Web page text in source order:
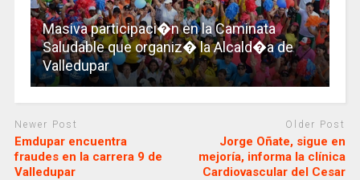
Masiva participaci�n en la Caminata
Saludable que organiz� la Alcald�a de
Valledupar
Newer Post
Emdupar encuentra
fraudes en la carrera 9 de
Valledupar
Older Post
Jorge Oñate, sigue en
mejoría, informa la clínica
Cardiovascular del Cesar